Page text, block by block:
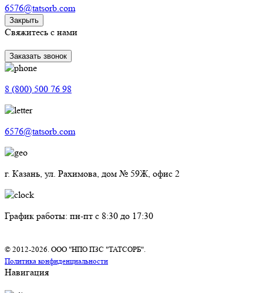
6576@tatsorb.com
Закрыть
Свяжитесь с нами
Заказать звонок
8 (800) 500 76 98
6576@tatsorb.com
г. Казань, ул. Рахимова, дом № 59Ж, офис 2
График работы: пн-пт с 8:30 до 17:30
© 2012-2026. ООО "НПО ПЗС "ТАТСОРБ".
Политика конфиденциальности
Навигация